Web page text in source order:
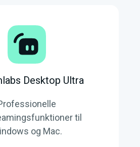
Desktop Ultra
til
og Mac.